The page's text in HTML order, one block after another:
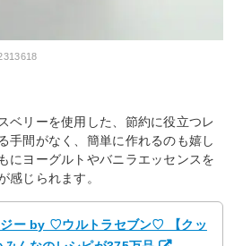
ベリーを使用した、節約に役立つレ
手間がなく、簡単に作れるのも嬉し
にヨーグルトやバニラエッセンスを
感じられます。
ジー by ♡ウルトラセブン♡ 【クッ